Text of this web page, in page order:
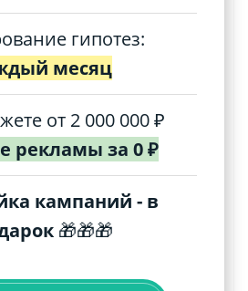
гипотез:
месяц
от 2 000 000 ₽
рекламы за 0 ₽
кампаний - в
🎁🎁🎁